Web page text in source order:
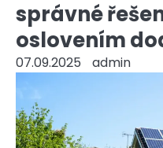
správné
oslovením
07.09.2025 admin